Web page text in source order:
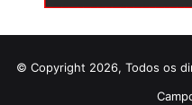
© Copyright 2026, Todos os